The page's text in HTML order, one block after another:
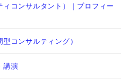
コンサルタント）｜プロフィー
コンサルティング）
講演